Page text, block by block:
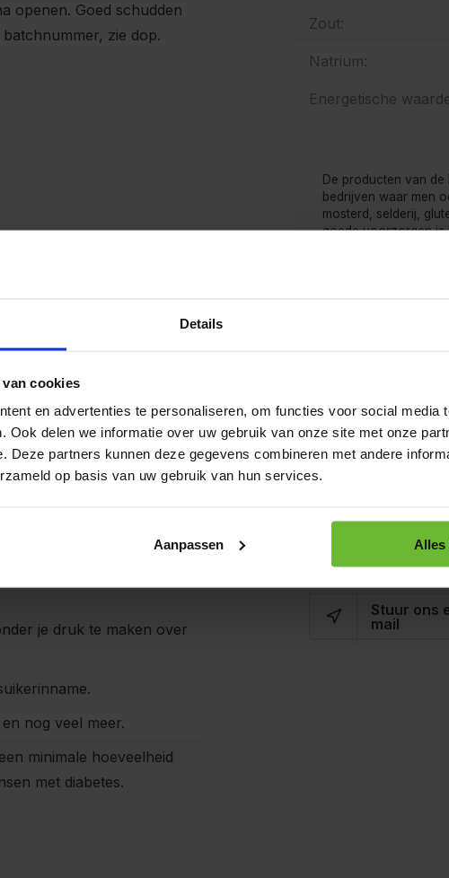
Details
cookies
en advertenties te personaliseren, om functies voor social media
Ook delen we informatie over uw gebruik van onze site met onze
Deze partners kunnen deze gegevens combineren met andere
op basis van uw gebruik van hun services.
Aanpassen Alles
openen. Goed schudden
zie dop.
levensstijl? Dan zit je
vetvrij én suikervrij
Of je nou houdt
wat wils.
je druk te maken over
nog veel meer.
minimale hoeveelheid
met diabetes.
Zout:
Natrium:
Energetische
De producten van
bedrijven waar men
mosterd, selderij,
goede voorzorgen is
Op werkdagen
Fles 350ml
Art# 18650
Op voorraad
Kunnen we je
Bel ons
Stuur ons
mail